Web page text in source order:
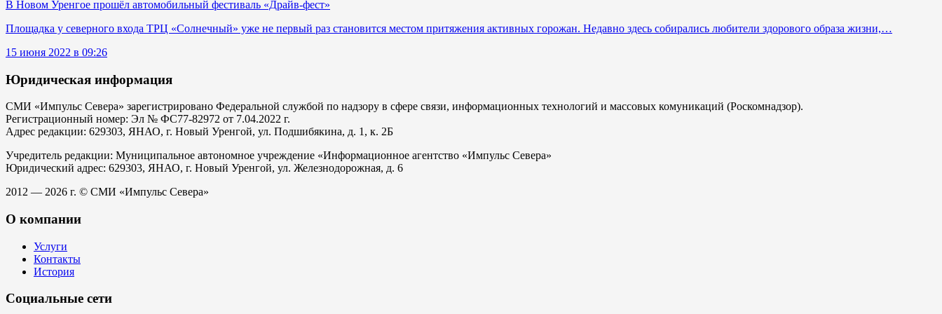
В Новом Уренгое прошёл автомобильный фестиваль «Драйв-фест»
Площадка у северного входа ТРЦ «Солнечный» уже не первый раз становится местом притяжения активных горожан. Недавно здесь собирались любители здорового образа жизни,…
15 июня 2022 в 09:26
Юридическая информация
СМИ «Импульс Севера» зарегистрировано Федеральной службой по надзору в сфере связи, информационных технологий и массовых комуникаций (Роскомнадзор).
Регистрационный номер: Эл № ФС77-82972 от 7.04.2022 г.
Адрес редакции: 629303, ЯНАО, г. Новый Уренгой, ул. Подшибякина, д. 1, к. 2Б
Учредитель редакции: Муниципальное автономное учреждение «Информационное агентство «Импульс Севера»
Юридический адрес: 629303, ЯНАО, г. Новый Уренгой, ул. Железнодорожная, д. 6
2012 — 2026 г. © СМИ «Импульс Севера»
О компании
Услуги
Контакты
История
Социальные сети